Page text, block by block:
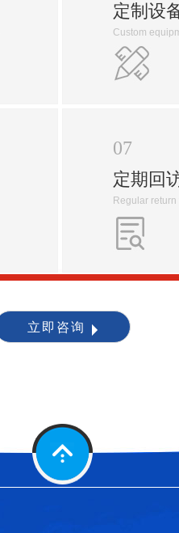
定制设
Custom
07
定期回
Regular return
立即咨询